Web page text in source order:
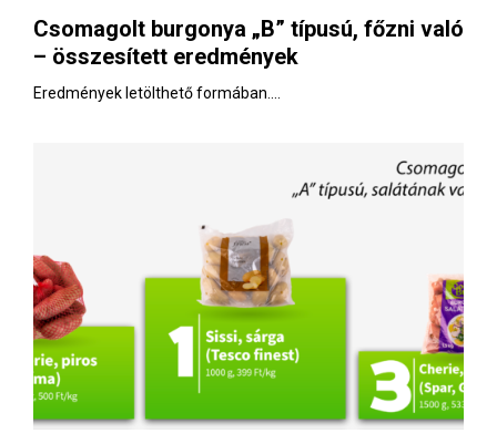
Csomagolt burgonya „B” típusú, főzni való
– összesített eredmények
Eredmények letölthető formában....